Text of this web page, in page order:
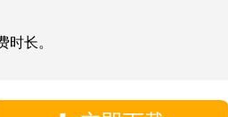
时长。